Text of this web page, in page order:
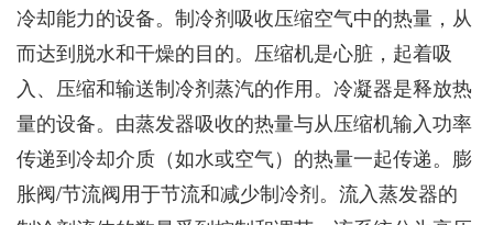
冷却能力的设备。制冷剂吸收压缩空气中的热量，从
而达到脱水和干燥的目的。压缩机是心脏，起着吸
入、压缩和输送制冷剂蒸汽的作用。冷凝器是释放热
量的设备。由蒸发器吸收的热量与从压缩机输入功率
传递到冷却介质（如水或空气）的热量一起传递。膨
胀阀/节流阀用于节流和减少制冷剂。流入蒸发器的